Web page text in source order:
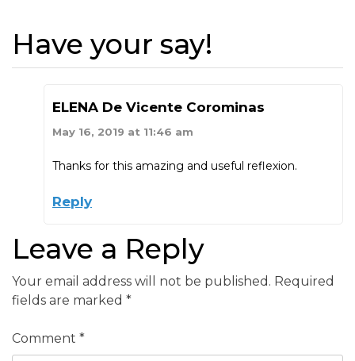
Have your say!
ELENA De Vicente Corominas
May 16, 2019 at 11:46 am
Thanks for this amazing and useful reflexion.
Reply
Leave a Reply
Your email address will not be published. Required
fields are marked *
Comment *